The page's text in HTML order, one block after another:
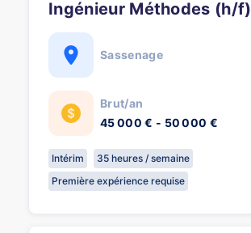
Ingénieur Méthodes (h/f)
Sassenage
Brut/an
45 000 € - 50 000 €
Intérim
35 heures / semaine
Première expérience requise